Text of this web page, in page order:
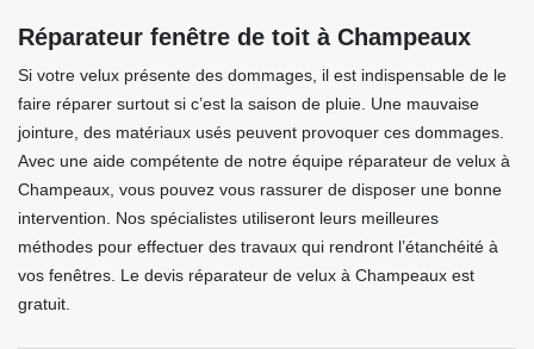
Réparateur fenêtre de toit à Champeaux
Si votre velux présente des dommages, il est indispensable de le
faire réparer surtout si c’est la saison de pluie. Une mauvaise
jointure, des matériaux usés peuvent provoquer ces dommages.
Avec une aide compétente de notre équipe réparateur de velux à
Champeaux, vous pouvez vous rassurer de disposer une bonne
intervention. Nos spécialistes utiliseront leurs meilleures
méthodes pour effectuer des travaux qui rendront l’étanchéité à
vos fenêtres. Le devis réparateur de velux à Champeaux est
gratuit.